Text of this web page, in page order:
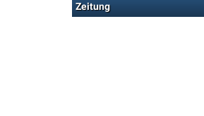
Zeitung